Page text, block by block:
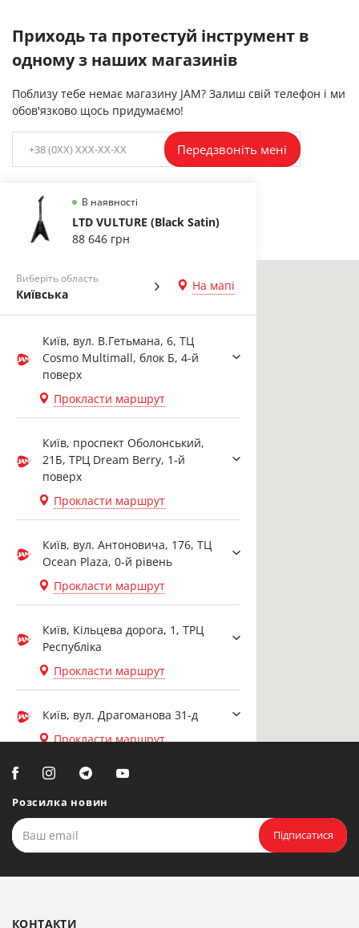
Приходь та протестуй інструмент в
одному з наших магазинів
Поблизу тебе немає магазину JAM? Залиш свій телефон і ми
обов'язково щось придумаємо!
В наявності
LTD VULTURE (Black Satin)
88 646 грн
Виберіть область
Київська
На мапі
Київ, вул. В.Гетьмана, 6, ТЦ
Cosmo Multimall, блок Б, 4-й
поверх
Прокласти маршрут
Київ, проспект Оболонський,
21Б, ТРЦ Dream Berry, 1-й
поверх
Прокласти маршрут
Київ, вул. Антоновича, 176, ТЦ
Ocean Plaza, 0-й рівень
Прокласти маршрут
Київ, Кільцева дорога, 1, ТРЦ
Республіка
Прокласти маршрут
Київ, вул. Драгоманова 31-д
Прокласти маршрут
Біла Церква, вул. Ярослава
Мудрого, 20, офіс 108
Передзвоніть мені
Розсилка новин
Підписатися
КОНТАКТИ